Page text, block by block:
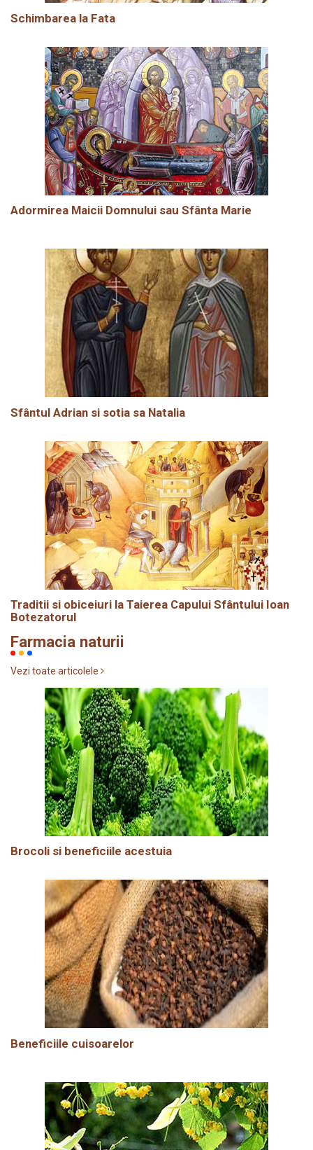
Schimbarea la Fata
Adormirea Maicii Domnului sau Sfânta Marie
Sfântul Adrian si sotia sa Natalia
Traditii si obiceiuri la Taierea Capului Sfântului Ioan
Botezatorul
Farmacia naturii
Vezi toate articolele
Brocoli si beneficiile acestuia
Beneficiile cuisoarelor